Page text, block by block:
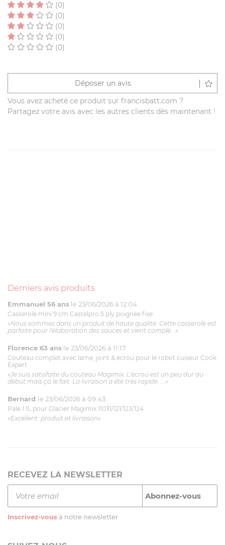
(0)
(0)
(0)
(0)
(0)
Déposer un avis
Vous avez acheté ce produit sur francisbatt.com ?
Partagez votre avis avec les autres clients dès maintenant !
Derniers avis produits
Emmanuel 56 ans le 23/06/2026 à 12:04
Casserole mini 9 cm Castelpro 5 ply poignée fixe
«Nous sommes dans un produit de haute qualité. Cette casserole est
parfaite pour l'élaboration des sauces et vient complé...»
Florence 63 ans le 23/06/2026 à 11:17
Couteau complet avec lame, joint & écrou pour le robot cuiseur Cook
Expert
«Je suis satisfaite du couteau Magimix. L'écrou est un peu dur au
début mais ça le fait. La livraison a été très rapide. ...»
Bernard le 23/06/2026 à 09:43
Pale 1.1L pour Glacier Magimix 11031/121/123/124
«Excellent: produit et livraison»
RECEVEZ LA NEWSLETTER
Inscrivez-vous à notre newsletter